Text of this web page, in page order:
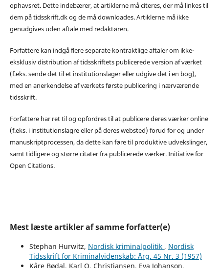
ophavsret. Dette indebærer, at artiklerne må citeres, der må linkes til
dem på tidsskrift.dk og de må downloades. Artiklerne må ikke
genudgives uden aftale med redaktøren.
Forfattere kan indgå flere separate kontraktlige aftaler om ikke-
eksklusiv distribution af tidsskriftets publicerede version af værket
(f.eks. sende det til et institutionslager eller udgive det i en bog),
med en anerkendelse af værkets første publicering i nærværende
tidsskrift.
Forfattere har ret til og opfordres til at publicere deres værker online
(f.eks. i institutionslagre eller på deres websted) forud for og under
manuskriptprocessen, da dette kan føre til produktive udvekslinger,
samt tidligere og større citater fra publicerede værker. Initiative for
Open Citations.
Mest læste artikler af samme forfatter(e)
Stephan Hurwitz, Nordisk kriminalpolitik , Nordisk
Tidsskrift for Kriminalvidenskab: Årg. 45 Nr. 3 (1957)
Kåre Bødal, Karl O. Christiansen, Eva Johanson,